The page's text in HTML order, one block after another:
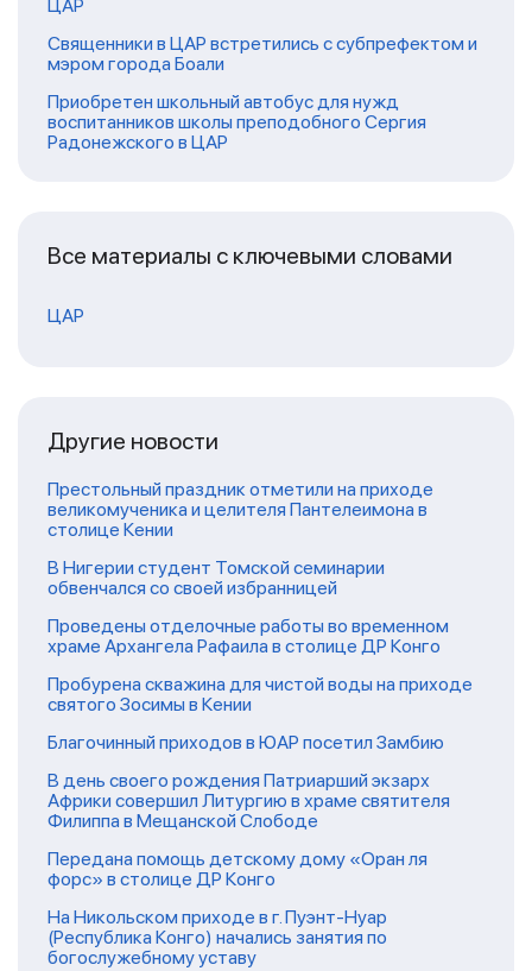
ЦАР
Священники в ЦАР встретились с субпрефектом и
мэром города Боали
Приобретен школьный автобус для нужд
воспитанников школы преподобного Сергия
Радонежского в ЦАР
Все материалы с ключевыми словами
ЦАР
Другие новости
Престольный праздник отметили на приходе
великомученика и целителя Пантелеимона в
столице Кении
В Нигерии студент Томской семинарии
обвенчался со своей избранницей
Проведены отделочные работы во временном
храме Архангела Рафаила в столице ДР Конго
Пробурена скважина для чистой воды на приходе
святого Зосимы в Кении
Благочинный приходов в ЮАР посетил Замбию
В день своего рождения Патриарший экзарх
Африки совершил Литургию в храме святителя
Филиппа в Мещанской Слободе
Передана помощь детскому дому «Оран ля
форс» в столице ДР Конго
На Никольском приходе в г. Пуэнт-Нуар
(Республика Конго) начались занятия по
богослужебному уставу